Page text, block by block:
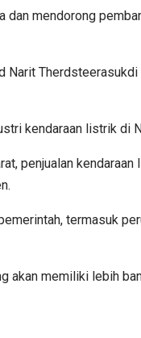
mendorong
kendaraan listrik di
penjualan
termasuk
akan memiliki lebih